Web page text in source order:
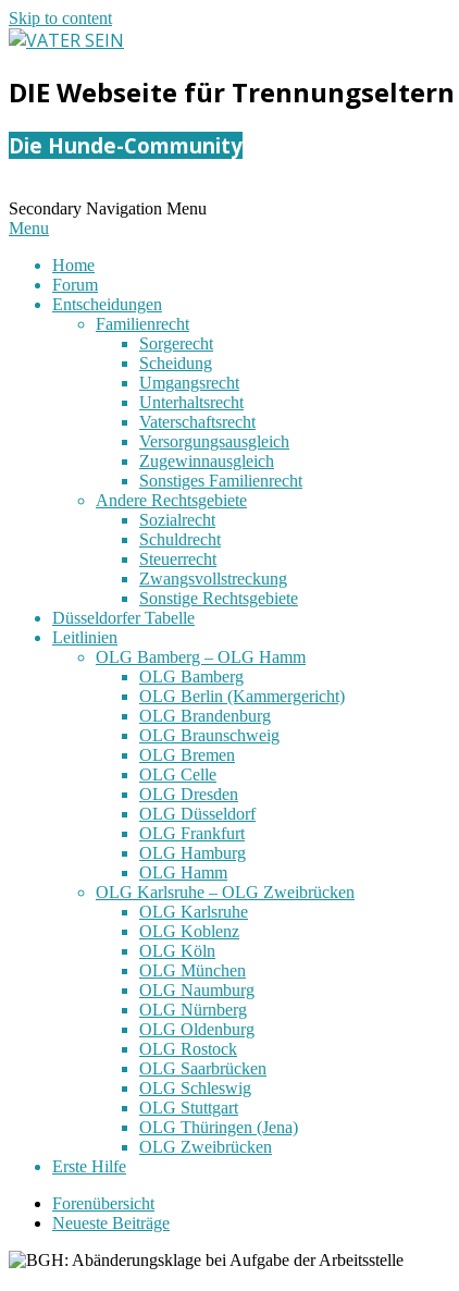
Skip to content
SEIN
DIE Webseite für Trennungseltern
Die Hunde-Community
Secondary Navigation Menu
Menu
Home
Forum
Entscheidungen
Familienrecht
Sorgerecht
Scheidung
Umgangsrecht
Unterhaltsrecht
Vaterschaftsrecht
Versorgungsausgleich
Zugewinnausgleich
Sonstiges Familienrecht
Andere Rechtsgebiete
Sozialrecht
Schuldrecht
Steuerrecht
Zwangsvollstreckung
Sonstige Rechtsgebiete
Düsseldorfer Tabelle
Leitlinien
OLG Bamberg – OLG Hamm
OLG Bamberg
OLG Berlin (Kammergericht)
OLG Brandenburg
OLG Braunschweig
OLG Bremen
OLG Celle
OLG Dresden
OLG Düsseldorf
OLG Frankfurt
OLG Hamburg
OLG Hamm
OLG Karlsruhe – OLG Zweibrücken
OLG Karlsruhe
OLG Koblenz
OLG Köln
OLG München
OLG Naumburg
OLG Nürnberg
OLG Oldenburg
OLG Rostock
OLG Saarbrücken
OLG Schleswig
OLG Stuttgart
OLG Thüringen (Jena)
OLG Zweibrücken
Erste Hilfe
Forenübersicht
Neueste Beiträge